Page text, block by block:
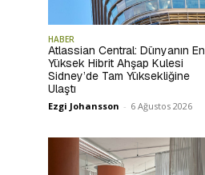
HABER
Atlassian Central: Dünyanın En
Yüksek Hibrit Ahşap Kulesi
Sidney’de Tam Yüksekliğine
Ulaştı
Ezgi Johansson - 6 Ağustos 2026